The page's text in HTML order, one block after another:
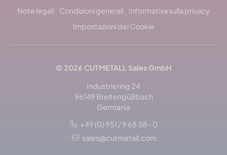
Note legali Condizioni generali
Informativa sulla privacy
Impostazioni dei Cookie
© 2026 CUTMETALL Sales GmbH
Industriering 24
96149 Breitengüßbach
Germania
+49 (0) 951 / 9 68 38 - 0
sales@cutmetall.com